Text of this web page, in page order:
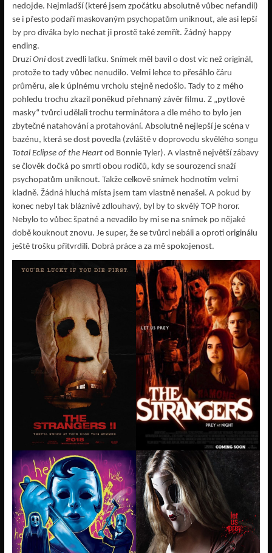
nedojde. Nejmladší (které jsem zpočátku absolutně vůbec nefandil)
se i přesto podaří maskovaným psychopatům uniknout, ale asi lepší
by pro diváka bylo nechat ji prostě také zemřít. Žádný happy
ending.
Druzí Onidost zvedli laťku. Snímek měl bavil o dost víc než originál,
protože to tady vůbec nenudilo. Velmi lehce to přesáhlo čáru
průměru, ale k úplnému vrcholu stejně nedošlo. Tady to z mého
pohledu trochu zkazil poněkud přehnaný závěr filmu. Z „pytlové
masky“ tvůrci udělali trochu terminátora a dle mého to bylo jen
zbytečné natahování a protahování. Absolutně nejlepší je scéna v
bazénu, která se dost povedla (zvláště v doprovodu skvělého songu
Total Eclipse of the Heartod Bonnie Tyler). A vlastně největší zábavy
se člověk dočká po smrti obou rodičů, kdy se sourozenci snaží
psychopatům uniknout. Takže celkově snímek hodnotím velmi
kladně. Žádná hluchá místa jsem tam vlastně nenašel. A pokud by
konec nebyl tak bláznivě zdlouhavý, byl by to skvělý TOP horor.
Nebylo to vůbec špatné a nevadilo by mi se na snímek po nějaké
době kouknout znovu. Je super, že se tvůrci nebáli a oproti originálu
ještě trošku přitvrdili. Dobrá práce a za mě spokojenost.